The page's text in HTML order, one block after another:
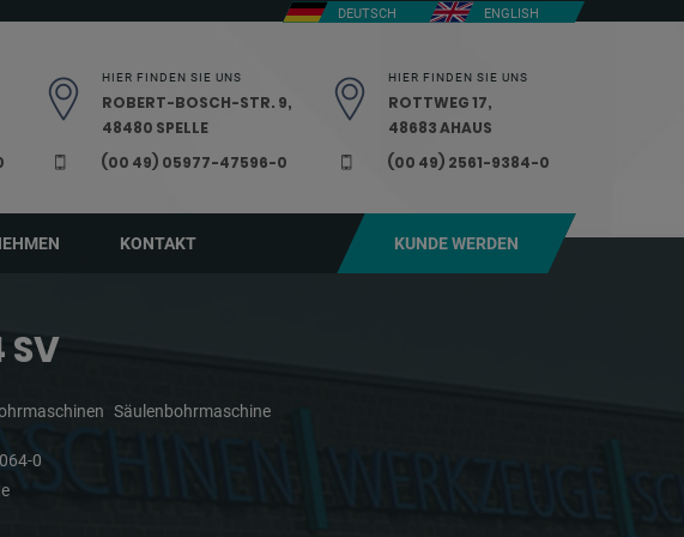
DEUTSCH ENGLISH
HIER FINDEN SIE UNS
ROBERT-BOSCH-STR. 9,
48480 SPELLE
(00 49) 05977-47596-0
HIER FINDEN SIE UNS
ROTTWEG 17,
48683 AHAUS
(00 49) 2561-9384-0
KONTAKT KUNDE WERDEN
SV
Säulenbohrmaschine
0